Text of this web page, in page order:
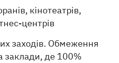
кінотеатрів,
центрів
заходів. Обмеження
заклади, де 100%